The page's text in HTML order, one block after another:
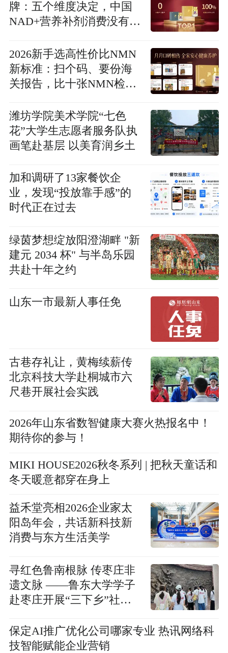
牌：五个维度决定，中国
NAD+营养补剂消费没有退
2026新手选高性价比NMN
新标准：扫个码、要份海
关报告，比十张NMN检测
潍坊学院美术学院“七色
花”大学生志愿者服务队执
画笔赴基层 以美育润乡土
加和调研了13家餐饮企
业，发现“投放靠手感”的
时代正在过去
绿茵梦想绽放阳澄湖畔 "新
建元 2034 杯" 与半岛乐园
共赴十年之约
山东一市最新人事任免
古巷存礼让，黄梅续薪传
北京科技大学赴桐城市六
尺巷开展社会实践
2026年山东省数智健康大赛火热报名中！
期待你的参与！
MIKI HOUSE2026秋冬系列 | 把秋天童话和
冬天暖意都穿在身上
益禾堂亮相2026企业家太
阳岛年会，共话新科技新
消费与东方生活美学
寻红色鲁南根脉 传枣庄非
遗文脉 ——鲁东大学学子
赴枣庄开展“三下乡”社会
保定AI推广优化公司哪家专业 热讯网络科
技智能赋能企业营销